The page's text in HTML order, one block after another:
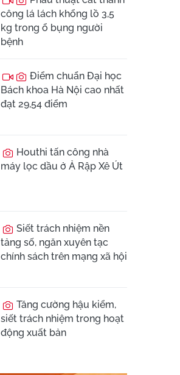
công lá lách khổng lồ 3,5
kg trong ổ bụng người
bệnh
Điểm chuẩn Đại học
Bách khoa Hà Nội cao nhất
đạt 29,54 điểm
Houthi tấn công nhà
máy lọc dầu ở Ả Rập Xê Út
Siết trách nhiệm nền
tảng số, ngăn xuyên tạc
chính sách trên mạng xã hội
Tăng cường hậu kiểm,
siết trách nhiệm trong hoạt
động xuất bản